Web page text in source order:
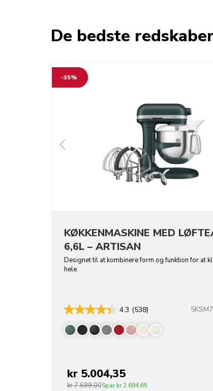
De bedste
-35%
KØKKENMASKINE MED
6,6L – ARTISAN
Designet til at kombinere form og funktion for at
hele.
4.3 (538)
kr 5.004,35
kr 7.699,00Spar kr 2.694,65